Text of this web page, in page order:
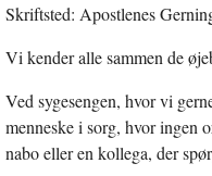
nyt
Skriftsted: Apostlenes
Vi kender alle sammen de
Ved sygesengen, hvor vi
menneske i sorg, hvor ingen
nabo eller en kollega, der